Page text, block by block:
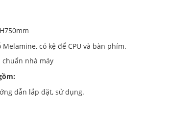
có kệ để CPU và bàn phím.
nhà máy
dẫn lắp đặt, sử dụng.